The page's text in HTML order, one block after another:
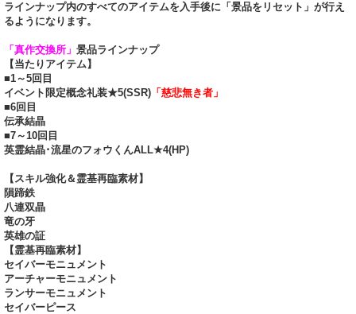
ラインナップ内のすべてのアイテムを入手後に「景品をリセット」が行え
るようになります。
「真作交換所」 景品ラインナップ
【当たりアイテム】
■1～5回目
イベント限定概念礼装★5(SSR) 「慈悲無き者」
■6回目
伝承結晶
■7～10回目
英霊結晶･流星のフォウくんALL★4(HP)
【スキル強化＆霊基再臨素材】
隕蹄鉄
八連双晶
竜の牙
英雄の証
【霊基再臨素材】
セイバーモニュメント
アーチャーモニュメント
ランサーモニュメント
セイバーピース